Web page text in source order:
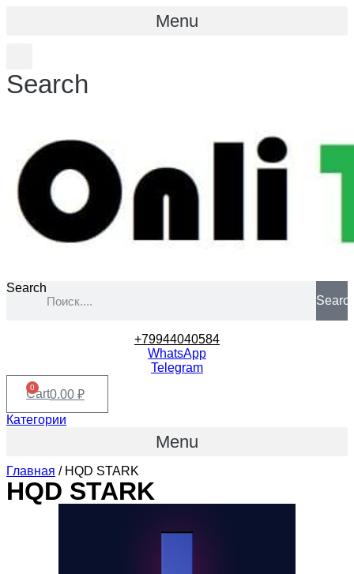
Menu
Search
Search
+79944040584
WhatsApp
Telegram
0.00 ₽
0
Cart
Категории
Menu
Главная / HQD STARK
HQD STARK